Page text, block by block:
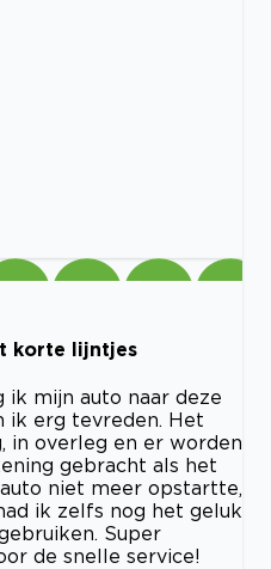
korte lijntjes
mijn auto naar deze
ik erg tevreden. Het
in overleg en er worden
gebracht als het
niet meer opstartte,
ik zelfs nog het geluk
Super
de snelle service!